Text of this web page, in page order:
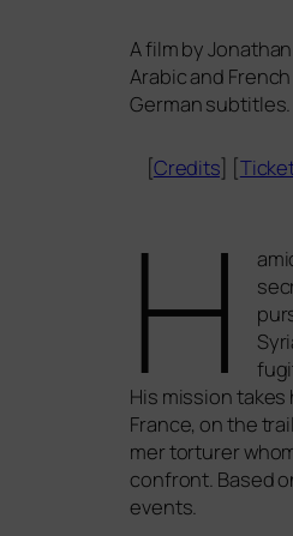
A film by
Arabic and
German subtitles.
[Credits] [
H
His mis­si­on takes
France, on the
mer tor­tu­rer
con­front. Based
events.